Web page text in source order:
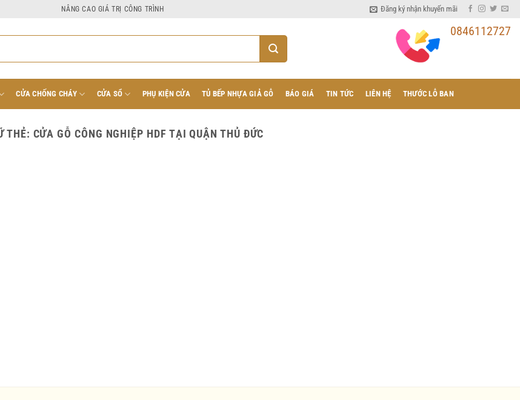
NÂNG CAO GIÁ TRỊ CÔNG TRÌNH Đăng ký nhận khuyến mãi
0846112727
CỬA CHỐNG CHÁY CỬA SỔ PHỤ KIỆN CỬA TỦ BẾP NHỰA GIẢ GỖ BÁO GIÁ TIN TỨC LIÊN HỆ THƯỚC LỖ BAN
THẺ: CỬA GỖ CÔNG NGHIỆP HDF TẠI QUẬN THỦ ĐỨC